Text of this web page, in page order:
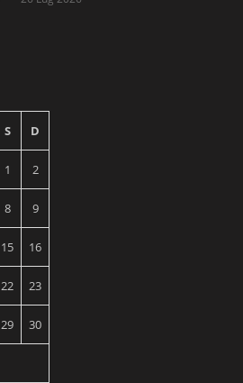
S D
1 2
8 9
15 16
22 23
29 30